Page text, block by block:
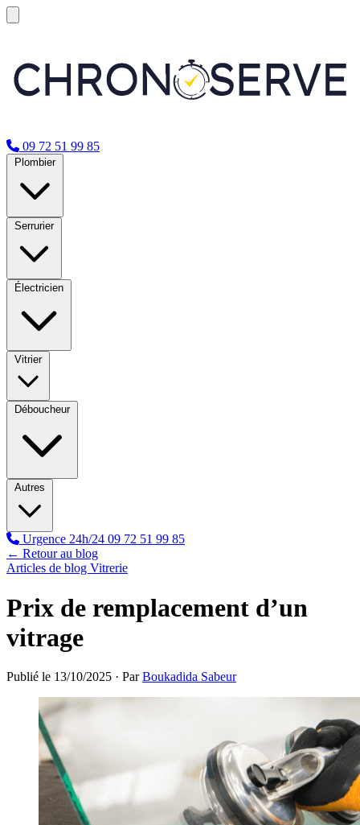
09 72 51 99 85
Plombier
Serrurier
Électricien
Vitrier
Déboucheur
Autres
Urgence 24h/24 09 72 51 99 85
← Retour au blog
Articles de blog Vitrerie
Prix de remplacement d’un
vitrage
Publié le 13/10/2025 · ParBoukadida Sabeur